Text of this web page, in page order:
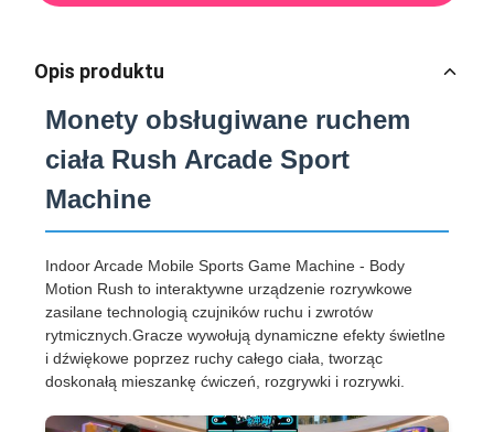
Opis produktu
Monety obsługiwane ruchem
ciała Rush Arcade Sport
Machine
Indoor Arcade Mobile Sports Game Machine - Body
Motion Rush to interaktywne urządzenie rozrywkowe
zasilane technologią czujników ruchu i zwrotów
rytmicznych.Gracze wywołują dynamiczne efekty świetlne
i dźwiękowe poprzez ruchy całego ciała, tworząc
doskonałą mieszankę ćwiczeń, rozgrywki i rozrywki.